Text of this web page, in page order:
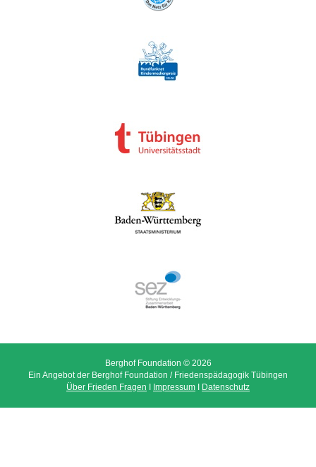
Berghof Foundation © 2026
Ein Angebot der Berghof Foundation / Friedenspädagogik Tübingen
Über Frieden Fragen I Impressum I Datenschutz